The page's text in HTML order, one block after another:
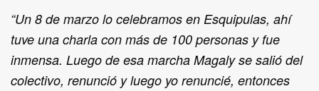
“Un 8 de marzo lo celebramos en Esquipulas, ahí
tuve una charla con más de 100 personas y fue
inmensa. Luego de esa marcha Magaly se salió del
colectivo, renunció y luego yo renuncié, entonces